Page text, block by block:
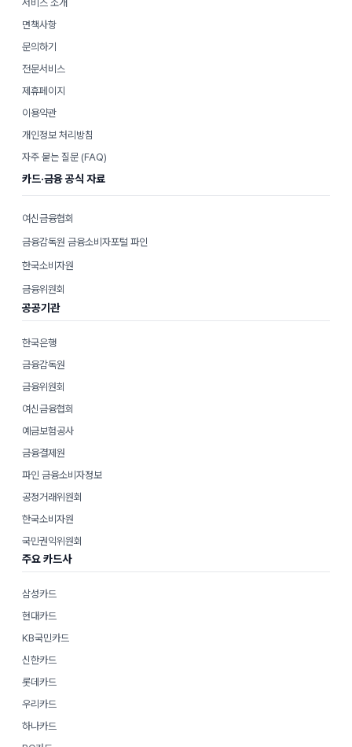
서비스 소개
면책사항
문의하기
전문서비스
제휴페이지
이용약관
개인정보 처리방침
자주 묻는 질문 (FAQ)
카드·금융 공식 자료
여신금융협회
금융감독원 금융소비자포털 파인
한국소비자원
금융위원회
공공기관
한국은행
금융감독원
금융위원회
여신금융협회
예금보험공사
금융결제원
파인 금융소비자정보
공정거래위원회
한국소비자원
국민권익위원회
주요 카드사
삼성카드
현대카드
KB국민카드
신한카드
롯데카드
우리카드
하나카드